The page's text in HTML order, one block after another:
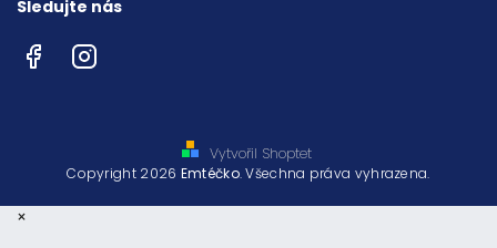
Sledujte nás
FacebookInstagram
Vytvořil Shoptet
Copyright 2026 Emtéčko. Všechna práva vyhrazena.
×